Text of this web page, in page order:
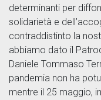
determinanti per
solidarietà e
contraddistinto la
abbiamo dato il
Daniele Tommaso
pandemia non ha
mentre il 25 maggio,